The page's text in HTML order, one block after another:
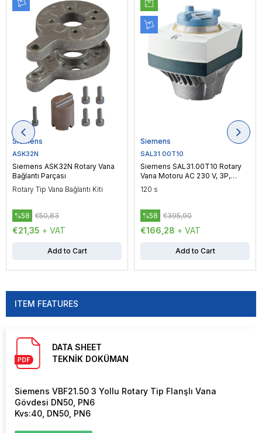
Siemens
ASK32N
Siemens ASK32N Rotary Vana
Bağlantı Parçası
Rotary Tip Vana Bağlantı Kiti
€21,35 + VAT
%58 €50,83
Add to Cart
Siemens
SAL31.00T10
Siemens SAL31.00T10 Rotary
Vana Motoru AC 230 V, 3P,
Yüzer Kontrol, 10 Nm
120 s
€166,28 + VAT
%58 €395,90
Add to Cart
ITEM FEATURES
DATA SHEET
TEKNİK DOKÜMAN
Siemens VBF21.50 3 Yollu Rotary Tip Flanşlı Vana
Gövdesi DN50, PN6
Kvs:40, DN50, PN6